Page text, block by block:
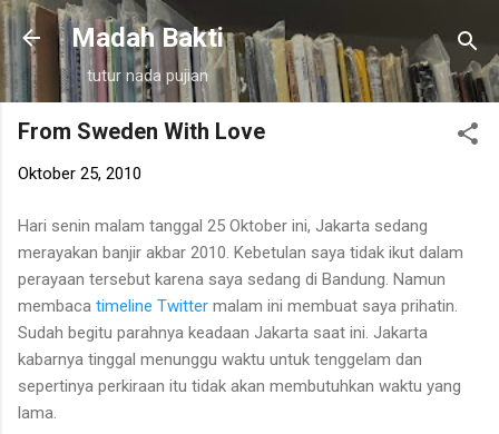
Langsung ke konten utama
Madah Bakti
tutur nada pujian
From Sweden With Love
Oktober 25, 2010
Hari senin malam tanggal 25 Oktober ini, Jakarta sedang
merayakan banjir akbar 2010. Kebetulan saya tidak ikut dalam
perayaan tersebut karena saya sedang di Bandung. Namun
membaca timeline Twitter malam ini membuat saya prihatin.
Sudah begitu parahnya keadaan Jakarta saat ini. Jakarta
kabarnya tinggal menunggu waktu untuk tenggelam dan
sepertinya perkiraan itu tidak akan membutuhkan waktu yang
lama.